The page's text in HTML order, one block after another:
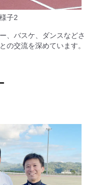
子2
、バスケ、ダンスなどさ
の交流を深めています。